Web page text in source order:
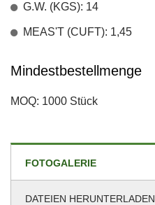
G.W. (KGS): 14
MEAS'T (CUFT): 1,45
Mindestbestellmenge
MOQ: 1000 Stück
FOTOGALERIE
DATEIEN HERUNTERLADEN